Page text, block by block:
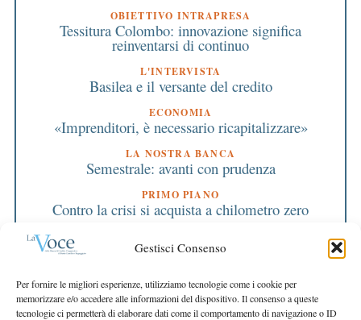
Gestisci Consenso
Per fornire le migliori esperienze, utilizziamo tecnologie come i cookie per
memorizzare e/o accedere alle informazioni del dispositivo. Il consenso a queste
tecnologie ci permetterà di elaborare dati come il comportamento di navigazione o ID
OBIETTIVO INTRAPRESA
Tessitura Colombo: innovazione significa
reinventarsi di continuo
L'INTERVISTA
Basilea e il versante del credito
ECONOMIA
«Imprenditori, è necessario ricapitalizzare»
LA NOSTRA BANCA
Semestrale: avanti con prudenza
PRIMO PIANO
Contro la crisi si acquista a chilometro zero
Banche: regole uguali per tutti
Per tutti è l’ora della responsabilità